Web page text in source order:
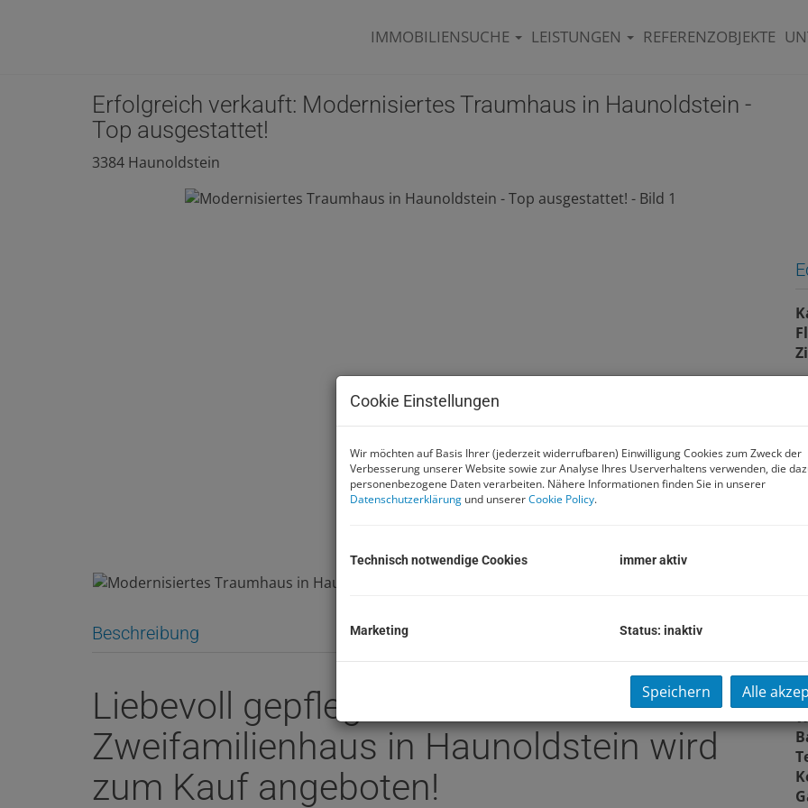
IMMOBILIENSUCHE LEISTUNGEN REFERENZOBJEKTE
Erfolgreich verkauft: Modernisiertes Traumhaus in Haunoldstein -
Top ausgestattet!
3384 Haunoldstein
Beschreibung
Liebevoll gepflegtes Ein- bzw.
Zweifamilienhaus in Haunoldstein wird
zum Kauf angeboten!
Cookie Einstellungen
Wir möchten auf Basis Ihrer (jederzeit widerrufbaren) Einwilligung Cookies zum Zweck der
Verbesserung unserer Website sowie zur Analyse Ihres Userverhaltens verwenden, die
personenbezogene Daten verarbeiten. Nähere Informationen finden Sie in unserer
Datenschutzerklärung und unsererCookie Policy.
Technisch notwendige Cookies immer aktiv
Marketing Status: inaktiv
Speichern Alle